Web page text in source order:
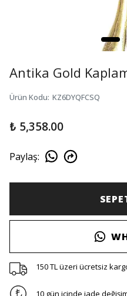
Antika Gold
Ürün Kodu: KZ6DYQFCSQ
₺ 5,358.00
Paylaş:
150 TL üzeri ücretsiz
10 gün içinde iade